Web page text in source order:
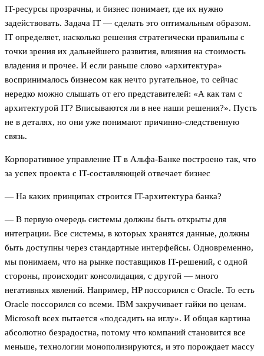
IT-ресурсы прозрачны, и бизнес понимает, где их нужно
задействовать. Задача IT — сделать это оптимальным образом.
IT определяет, насколько решения стратегически правильны с
точки зрения их дальнейшего развития, влияния на стоимость
владения и прочее. И если раньше слово «архитектура»
воспринималось бизнесом как нечто ругательное, то сейчас
нередко можно слышать от его представителей: «А как там с
архитектурой IT? Вписываются ли в нее наши решения?». Пусть
не в деталях, но они уже понимают причинно-следственную
связь.
Корпоративное управление IT в Альфа-Банке построено так, что
за успех проекта с IT-составляющей отвечает бизнес
— На каких принципах строится IT-архитектура банка?
— В первую очередь системы должны быть открыты для
интеграции. Все системы, в которых хранятся данные, должны
быть доступны через стандартные интерфейсы. Одновременно,
мы понимаем, что на рынке поставщиков IT-решений, с одной
стороны, происходит консолидация, с другой — много
негативных явлений. Например, HP поссорился с Oracle. То есть
Oracle поссорился со всеми. IBM закручивает гайки по ценам.
Microsoft всех пытается «подсадить на иглу». И общая картина
абсолютно безрадостна, потому что компаний становится все
меньше, технологии монополизируются, и это порождает массу